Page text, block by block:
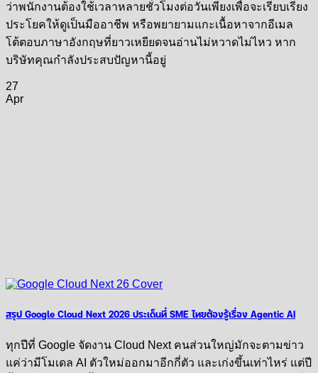
ว่าพนักงานต้องใช้เวลาหลายชั่วโมงต่อวันเพียงเพื่อจะเรียบเรียง
ประโยคให้ดูเป็นมืออาชีพ หรือพยายามแกะเนื้อหาจากอีเมล
โต้ตอบภาษาอังกฤษที่ยาวเหยียดจนอ่านไม่หวาดไม่ไหว หาก
บริษัทคุณกำลังประสบปัญหานี้อยู่
27
Apr
สรุป Google Cloud Next 2026 ประเด็นที่ SME ไทยต้องรู้เรื่อง Agentic AI
ทุกปีที่ Google จัดงาน Cloud Next คนส่วนใหญ่มักจะตามข่าว
แค่ว่ามีโมเดล AI ตัวใหม่ออกมาอีกกี่ตัว และเก่งขึ้นเท่าไหร่ แต่ปี